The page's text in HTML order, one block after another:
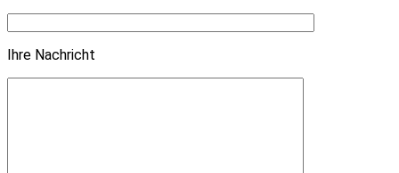
Ihre Nachricht